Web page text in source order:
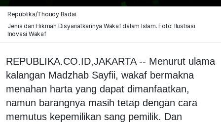
Republika/Thoudy Badai
Jenis dan Hikmah Disyariatkannya Wakaf dalam Islam. Foto: Ilustrasi
Inovasi Wakaf
REPUBLIKA.CO.ID,JAKARTA -- Menurut ulama
kalangan Madzhab Sayfii, wakaf bermakna
menahan harta yang dapat dimanfaatkan,
namun barangnya masih tetap dengan cara
memutus kepemilikan sang pemilik. Dan